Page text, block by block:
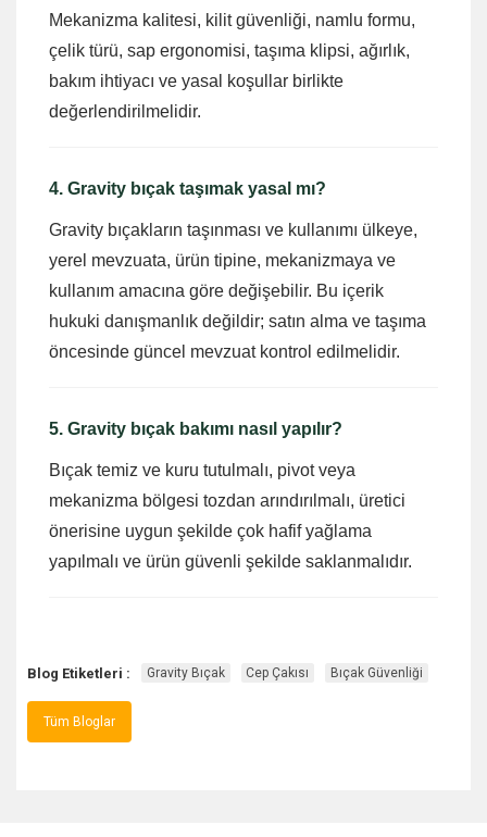
Mekanizma kalitesi, kilit güvenliği, namlu formu,
çelik türü, sap ergonomisi, taşıma klipsi, ağırlık,
bakım ihtiyacı ve yasal koşullar birlikte
değerlendirilmelidir.
4. Gravity bıçak taşımak yasal mı?
Gravity bıçakların taşınması ve kullanımı ülkeye,
yerel mevzuata, ürün tipine, mekanizmaya ve
kullanım amacına göre değişebilir. Bu içerik
hukuki danışmanlık değildir; satın alma ve taşıma
öncesinde güncel mevzuat kontrol edilmelidir.
5. Gravity bıçak bakımı nasıl yapılır?
Bıçak temiz ve kuru tutulmalı, pivot veya
mekanizma bölgesi tozdan arındırılmalı, üretici
önerisine uygun şekilde çok hafif yağlama
yapılmalı ve ürün güvenli şekilde saklanmalıdır.
Blog Etiketleri : Gravity Bıçak Cep Çakısı Bıçak Güvenliği
Tüm Bloglar